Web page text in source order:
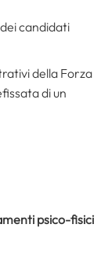
candidati
della Forza
di un
psico-fisici